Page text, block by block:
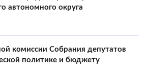
автономного округа
комиссии Собрания депутатов
политике и бюджету